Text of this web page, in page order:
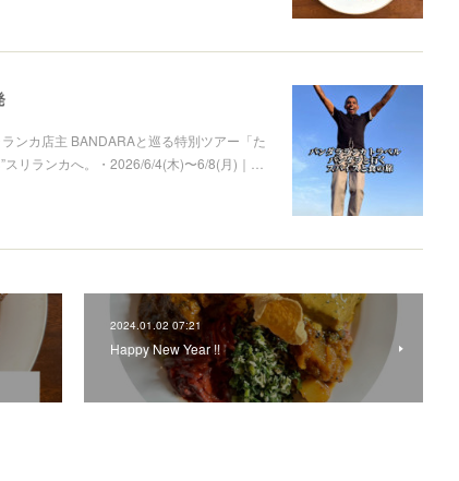
ンカ店主 BANDARAと巡る特別ツアー「た
リランカへ。・2026/6/4(木)〜6/8(月)｜…
2024.01.02 07:21
Happy New Year !!